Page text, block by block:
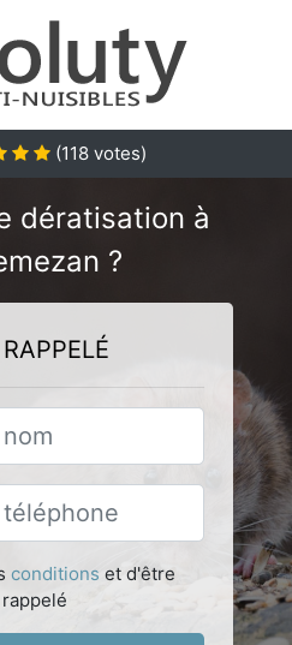
(118 votes)
dératisation à
?
conditions et d'être
rappelé